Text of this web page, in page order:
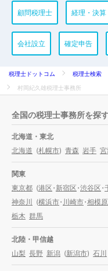
顧問税理士 経理・決算
会社設立 確定申告
税理士ドットコム 税理士検索
村岡紀久雄税理士事務所
全国の税理士事務所を探
北海道・東北
北海道 (札幌市) 青森 岩手 宮
関東
東京都 (港区・新宿区・渋谷区・
神奈川 (横浜市・川崎市・相模
栃木 群馬
北陸・甲信越
山梨 長野 新潟 (新潟市) 石川